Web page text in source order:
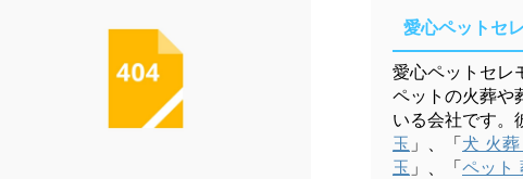
愛心ペットセ
愛心ペットセレ
ペットの火葬や
いる会社です。
玉 」、「犬 火
玉 」、「ペット